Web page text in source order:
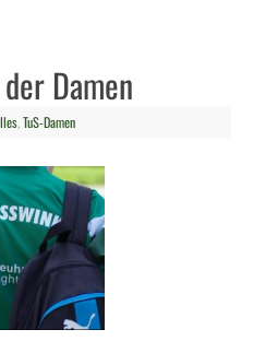
Damen
,TuS-Damen